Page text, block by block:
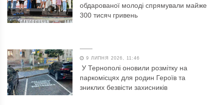
обдарованої молоді спрямували майже
300 тисяч гривень
9 ЛИПНЯ 2026, 11:46
У Тернополі оновили розмітку на
паркомісцях для родин Героїв та
зниклих безвісти захисників